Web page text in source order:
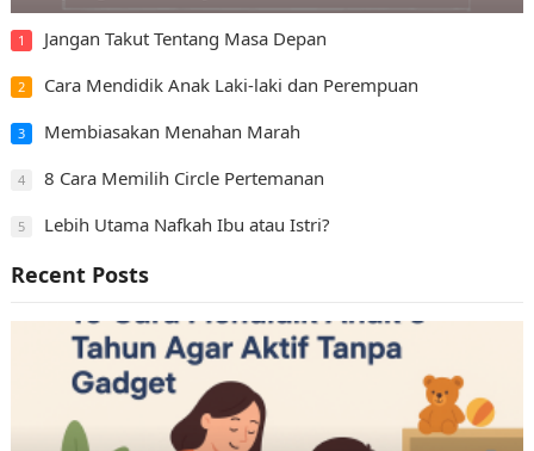
1 Jangan Takut Tentang Masa Depan
2 Cara Mendidik Anak Laki-laki dan Perempuan
3 Membiasakan Menahan Marah
4 8 Cara Memilih Circle Pertemanan
5 Lebih Utama Nafkah Ibu atau Istri?
Recent Posts